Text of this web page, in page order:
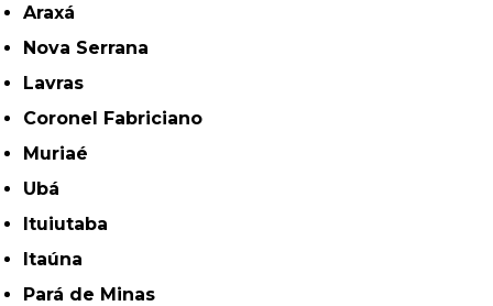
Araxá
Nova Serrana
Lavras
Coronel Fabriciano
Muriaé
Ubá
Ituiutaba
Itaúna
Pará de Minas